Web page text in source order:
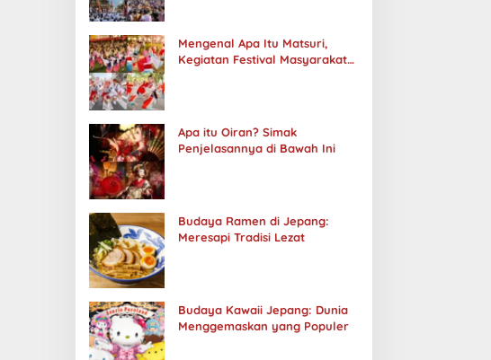
Mengenal Apa Itu Matsuri,
Kegiatan Festival Masyarakat
Apa itu Oiran? Simak
Penjelasannya di Bawah Ini
Budaya Ramen di Jepang:
Meresapi Tradisi Lezat
Budaya Kawaii Jepang: Dunia
Menggemaskan yang Populer